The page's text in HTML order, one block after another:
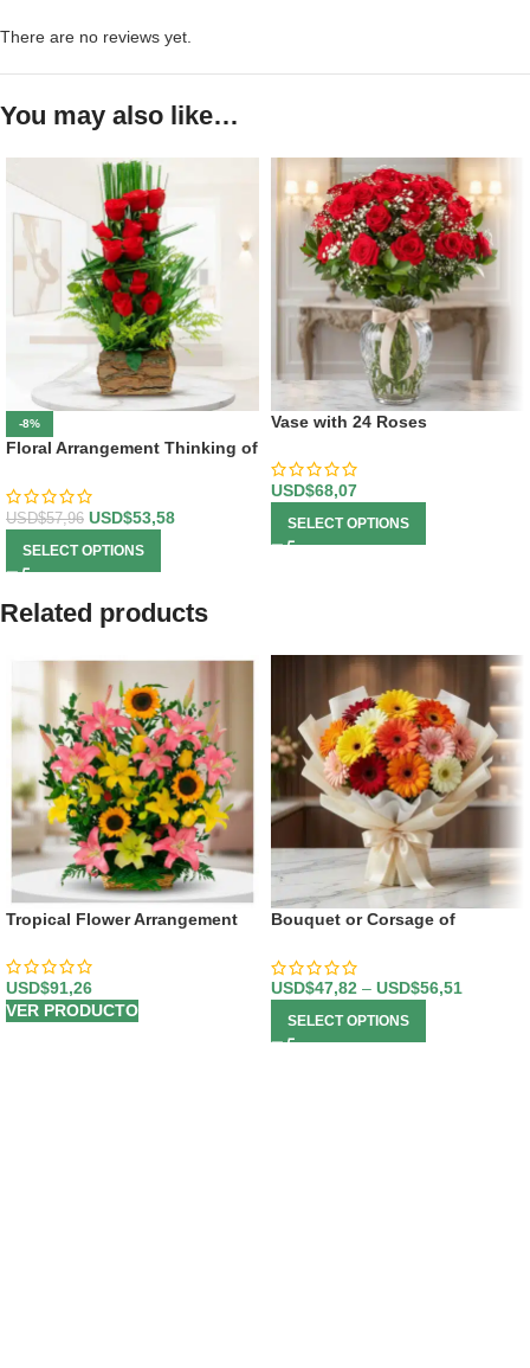
There are no reviews yet.
You may also like…
-8%
Floral Arrangement Thinking of
USD$57,96 USD$53,58
SELECT OPTIONS
Vase with 24 Roses
USD$68,07
SELECT OPTIONS
Related products
Tropical Flower Arrangement
USD$91,26
VER PRODUCTO
Bouquet or Corsage of
USD$47,82 – USD$56,51
SELECT OPTIONS